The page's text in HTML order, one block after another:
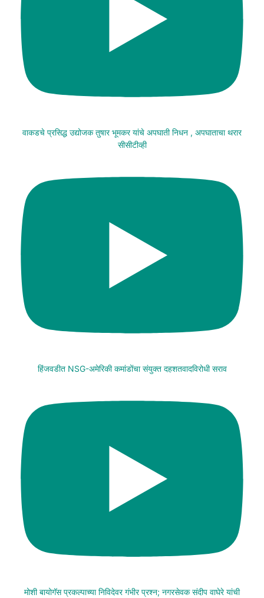
वाकडचे प्रसिद्ध उद्योजक तुषार भूमकर यांचे अपघाती निधन , अपघाताचा थरार
सीसीटीव्ही
हिंजवडीत NSG-अमेरिकी कमांडोंचा संयुक्त दहशतवादविरोधी सराव
मोशी बायोगॅस प्रकल्पाच्या निविदेवर गंभीर प्रश्न; नगरसेवक संदीप वाघेरे यांची